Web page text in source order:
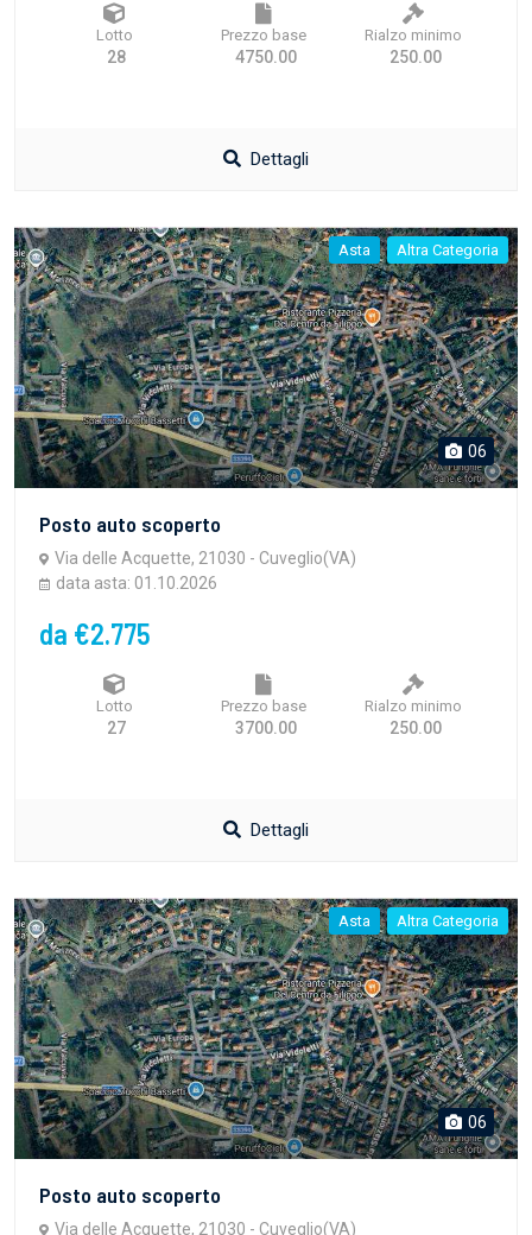
Lotto
28
Prezzo base
4750.00
Rialzo minimo
250.00
Dettagli
Asta Altra Categoria
06
Posto auto scoperto
Via delle Acquette, 21030 - Cuveglio(VA)
data asta: 01.10.2026
da €2.775
Lotto
27
Prezzo base
3700.00
Rialzo minimo
250.00
Dettagli
Asta Altra Categoria
06
Posto auto scoperto
Via delle Acquette, 21030 - Cuveglio(VA)